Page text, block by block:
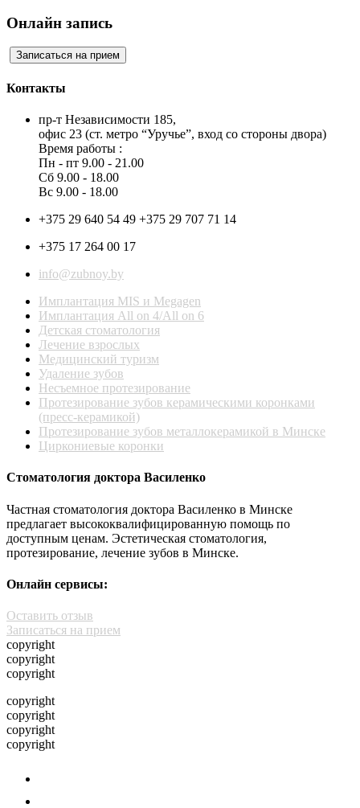
Онлайн запись
Контакты
пр-т Независимости 185,
офис 23 (ст. метро “Уручье”, вход со стороны двора)
Время работы :
Пн - пт 9.00 - 21.00
Сб 9.00 - 18.00
Вс 9.00 - 18.00
+375 29 640 54 49 +375 29 707 71 14
+375 17 264 00 17
info@zubnoy.by
Имплантация MIS и Megagen
Имплантация All on 4/All on 6
Детская стоматология
Лечение взрослых
Медицинский туризм
Удаление зубов
Несъемное протезирование
Протезирование зубов керамическими коронками
(пресс-керамикой)
Протезирование зубов металлокерамикой в Минске
Циркониевые коронки
Стоматология доктора Василенко
Частная стоматология доктора Василенко в Минске
предлагает высококвалифицированную помощь по
доступным ценам. Эстетическая стоматология,
протезирование, лечение зубов в Минске.
Онлайн сервисы:
Оставить отзыв
Записаться на прием
copyright
copyright
copyright
copyright
copyright
copyright
copyright